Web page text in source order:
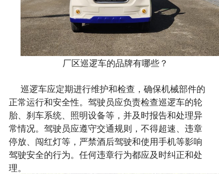
厂区巡逻车的品牌有哪些？
巡逻车应定期进行维护和检查，确保机械部件的
正常运行和安全性。驾驶员应负责检查巡逻车的轮
胎、刹车系统、照明设备等，并及时报告和处理异
常情况。驾驶员应遵守交通规则，不得超速、违章
停放、闯红灯等，严禁酒后驾驶和使用手机等影响
驾驶安全的行为。任何违章行为都应及时纠正和处
理。